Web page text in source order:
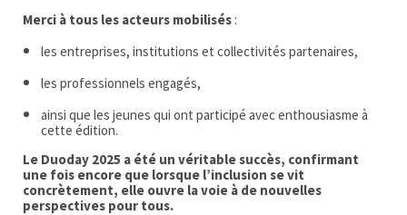
Merci à tous les acteurs mobilisés :
les entreprises, institutions et collectivités partenaires,
les professionnels engagés,
ainsi que les jeunes qui ont participé avec enthousiasme à
cette édition.
Le Duoday 2025 a été un véritable succès, confirmant
une fois encore que lorsque l’inclusion se vit
concrètement, elle ouvre la voie à de nouvelles
perspectives pour tous.